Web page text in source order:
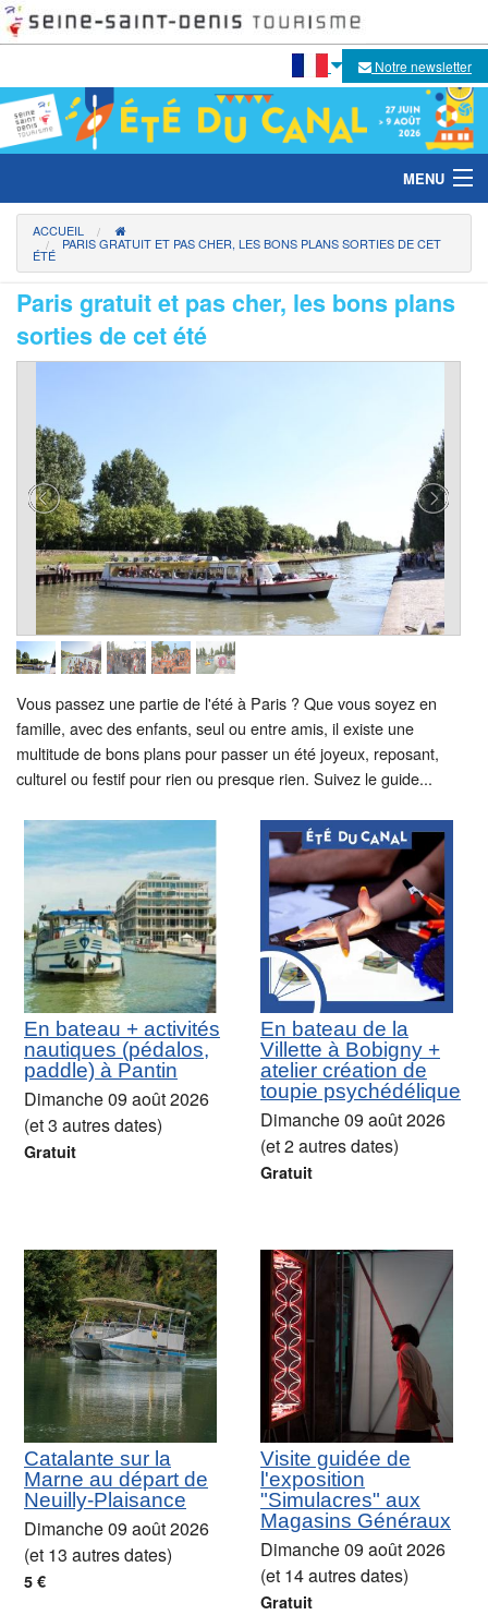
Notre newsletter
MENU
Le festival
Temps forts 2026
Activités sur les berges
Escales
ACCUEIL
PARIS GRATUIT ET PAS CHER, LES BONS PLANS SORTIES DE CET
ÉTÉ
Paris gratuit et pas cher, les bons plans
sorties de cet été
Vous passez une partie de l'été à Paris ? Que vous soyez en
famille, avec des enfants, seul ou entre amis, il existe une
multitude de bons plans pour passer un été joyeux, reposant,
culturel ou festif pour rien ou presque rien. Suivez le guide...
En bateau + activités
nautiques (pédalos,
paddle) à Pantin
Dimanche 09 août 2026
(et 3 autres dates)
Gratuit
En bateau de la
Villette à Bobigny +
atelier création de
toupie psychédélique
Dimanche 09 août 2026
(et 2 autres dates)
Gratuit
Catalante sur la
Marne au départ de
Neuilly-Plaisance
Dimanche 09 août 2026
(et 13 autres dates)
5 €
Visite guidée de
l'exposition
"Simulacres" aux
Magasins Généraux
Dimanche 09 août 2026
(et 14 autres dates)
Gratuit